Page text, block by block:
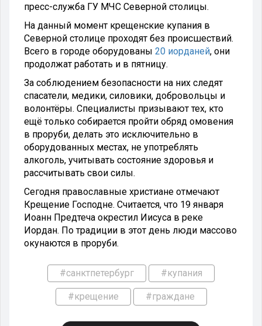
пресс-служба ГУ МЧС Северной столицы.
На данный момент крещенские купания в
Северной столице проходят без происшествий.
Всего в городе оборудованы 20 иорданей, они
продолжат работать и в пятницу.
За соблюдением безопасности на них следят
спасатели, медики, силовики, добровольцы и
волонтёры. Специалисты призывают тех, кто
ещё только собирается пройти обряд омовения
в проруби, делать это исключительно в
оборудованных местах, не употреблять
алкоголь, учитывать состояние здоровья и
рассчитывать свои силы.
Сегодня православные христиане отмечают
Крещение Господне. Считается, что 19 января
Иоанн Предтеча окрестил Иисуса в реке
Иордан. По традиции в этот день люди массово
окунаются в проруби.
#санктпетербург #купания
#крещение #граждане